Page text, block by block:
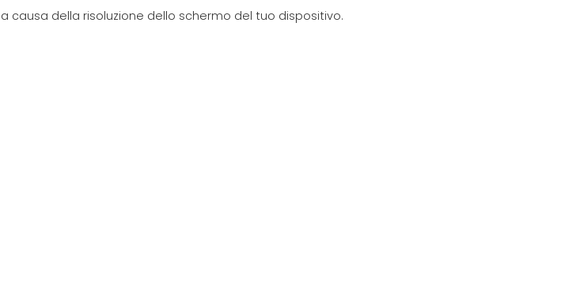
della risoluzione dello schermo del tuo dispositivo.